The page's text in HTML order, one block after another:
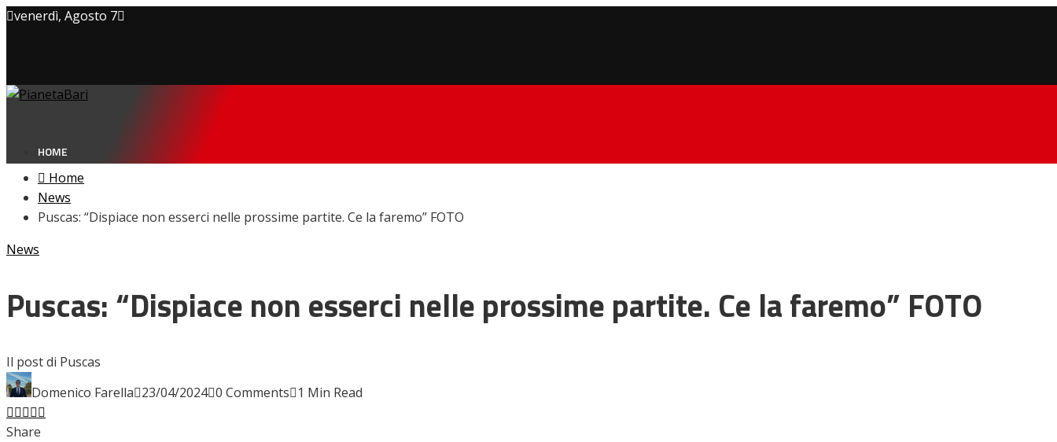
venerdì, Agosto 7
Cookie Policy
HOME
NEWS
Giovanili
Le pagelle
Home
News
Puscas: “Dispiace non esserci nelle prossime partite. Ce la faremo” FOTO
News
Puscas: “Dispiace non esserci nelle prossime partite. Ce la faremo” FOTO
Il post di Puscas
Domenico Farella 23/04/2024 0 Comments 1 Min Read
Facebook
Twitter
LinkedIn
Pinterest
Stumbleupon
Share